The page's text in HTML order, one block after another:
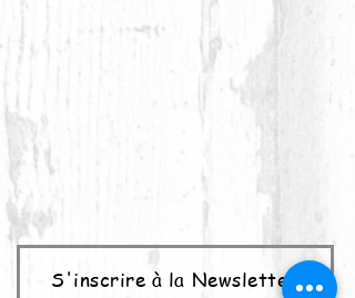
S'inscrire à la Newsletter